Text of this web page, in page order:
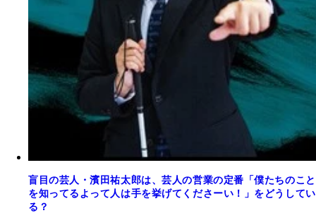
盲目の芸人・濱田祐太郎は、芸人の営業の定番「僕たちのこと
を知ってるよって人は手を挙げてくださーい！」をどうしてい
る？